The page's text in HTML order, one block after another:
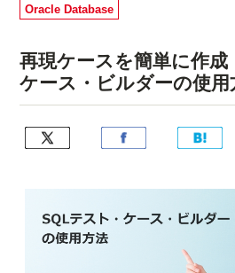
Oracle Database
再現ケースを簡単に作成
ケース・ビルダーの使用